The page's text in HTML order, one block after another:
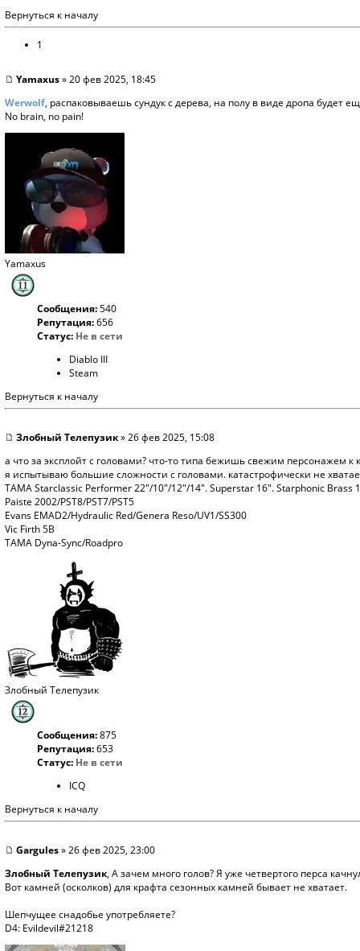
Вернуться к началу
1
Yamaxus» 20 фев 2025, 18:45
Werwolf, распаковываешь сундук с дерева, на полу в виде дропа будет
No brain, no pain!
Yamaxus
Сообщения:540
Репутация:656
Статус: Не в сети
Diablo III
Steam
Вернуться к началу
Злобный Телепузик» 26 фев 2025, 15:08
а что за эксплойт с головами? что-то типа бежишь свежим персонажем к
я испытываю большие сложности с головами. катастрофически не
TAMA Starclassic Performer 22"/10"/12"/14". Superstar 16". Starphonic Brass
Paiste 2002/PST8/PST7/PST5
Evans EMAD2/Hydraulic Red/Genera Reso/UV1/SS300
Vic Firth 5B
TAMA Dyna-Sync/Roadpro
Злобный Телепузик
Сообщения:875
Репутация:653
Статус: Не в сети
ICQ
Вернуться к началу
Gargules» 26 фев 2025, 23:00
Злобный Телепузик, А зачем много голов? Я уже четвертого перса
Вот камней (осколков) для крафта сезонных камней бывает не хватает.
Шепчущее снадобье употребляете?
D4: Evildevil#21218